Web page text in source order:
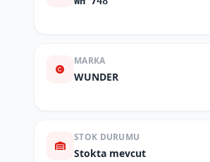
MARKA
WUNDER
STOK DURUMU
Stokta mevcut